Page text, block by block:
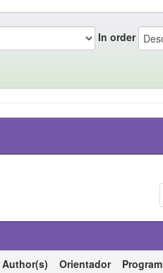
In order
Author(s) Orientador Program